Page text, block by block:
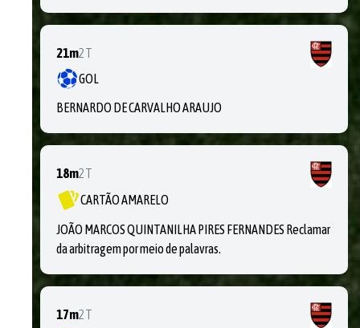
21m2T
GOL
BERNARDO DE CARVALHO ARAUJO
18m2T
CARTÃO AMARELO
JOÃO MARCOS QUINTANILHA PIRES FERNANDES Reclamar
da arbitragem por meio de palavras.
17m2T